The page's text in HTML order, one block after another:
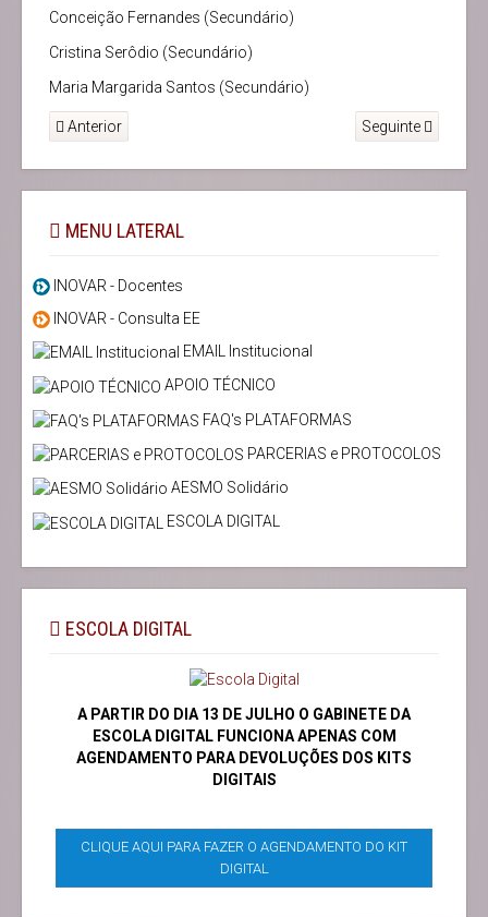
Conceição Fernandes (Secundário)
Cristina Serôdio (Secundário)
Maria Margarida Santos (Secundário)
Anterior Seguinte
MENU LATERAL
INOVAR - Docentes
INOVAR - Consulta EE
EMAIL Institucional
APOIO TÉCNICO
FAQ's PLATAFORMAS
PARCERIAS e PROTOCOLOS
AESMO Solidário
ESCOLA DIGITAL
ESCOLA DIGITAL
A PARTIR DO DIA 13 DE JULHO O GABINETE DA
ESCOLA DIGITAL FUNCIONA APENAS COM
AGENDAMENTO PARA DEVOLUÇÕES DOS KITS
DIGITAIS
CLIQUE AQUI PARA FAZER O AGENDAMENTO DO KIT
DIGITAL